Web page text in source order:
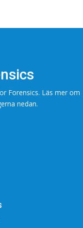
Forensics. Läs mer om
nedan.